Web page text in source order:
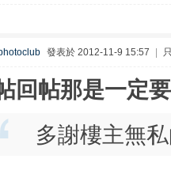
發表於 2012-11-9 15:57
回帖那是一定
多謝樓主無